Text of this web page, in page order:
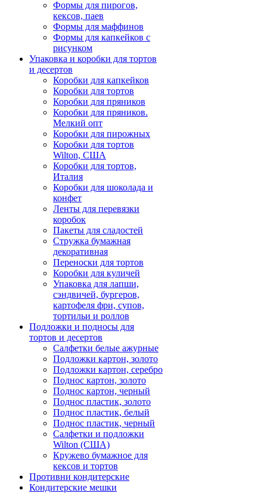
Формы для пирогов,
кексов, паев
Формы для маффинов
Формы для капкейков с
рисунком
Упаковка и коробки для тортов
и десертов
Коробки для капкейков
Коробки для тортов
Коробки для пряников
Коробки для пряников.
Мелкий опт
Коробки для пирожных
Коробки для тортов
Wilton, США
Коробки для тортов,
Италия
Коробки для шоколада и
конфет
Ленты для перевязки
коробок
Пакеты для сладостей
Стружка бумажная
декоративная
Переноски для тортов
Коробки для куличей
Упаковка для лапши,
сэндвичей, бургеров,
картофеля фри, супов,
тортильи и роллов
Подложки и подносы для
тортов и десертов
Салфетки белые ажурные
Подложки картон, золото
Подложки картон, серебро
Поднос картон, золото
Поднос картон, черный
Поднос пластик, золото
Поднос пластик, белый
Поднос пластик, черный
Салфетки и подложки
Wilton (США)
Кружево бумажное для
кексов и тортов
Противни кондитерские
Кондитерские мешки